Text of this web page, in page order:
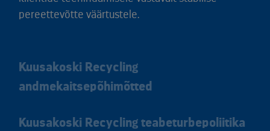
pereettevõtte väärtustele.
Kuusakoski Recycling
andmekaitsepõhimõtted
Kuusakoski Recycling teabeturbepoliitika